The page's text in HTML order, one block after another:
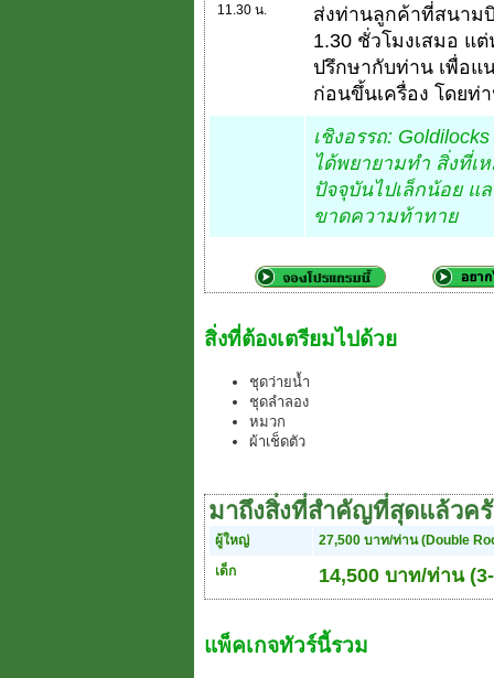
11.30 น.
ส่งท่านลูกค้าที่สนาม
1.30 ชั่วโมงเสมอ แ
ปรึกษากับท่าน เพื่อแ
ก่อนขึ้นเครื่อง โดยท่
เชิงอรรถ:
ได้พยายามทำ สิ่งที่เ
ปัจจุบันไปเล็กน้อย แ
ขาดความท้าทาย
สิ่งที่ต้องเตรียมไปด้วย
ชุดว่ายน้ำ
ชุดลำลอง
หมวก
ผ้าเช็ดตัว
มาถึงสิ่งที่สำคัญที่สุดแล้วค
ผู้ใหญ่
27,500 บาท/ท่าน (Double
เด็ก
14,500 บาท/ท่าน
แพ็คเกจทัวร์นี้รวม